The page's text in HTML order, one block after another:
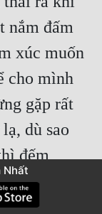
nắm đấm
xúc muốn
cho mình
gặp rất
dù sao
đếm
Song,
ác độc,
Nhất